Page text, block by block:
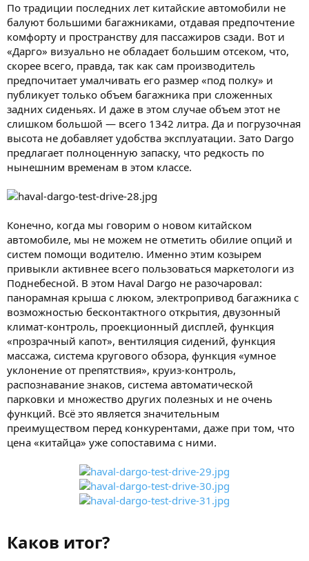
По традиции последних лет китайские автомобили не
балуют большими багажниками, отдавая предпочтение
комфорту и пространству для пассажиров сзади. Вот и
«Дарго» визуально не обладает большим отсеком, что,
скорее всего, правда, так как сам производитель
предпочитает умалчивать его размер «под полку» и
публикует только объем багажника при сложенных
задних сиденьях. И даже в этом случае объем этот не
слишком большой — всего 1342 литра. Да и погрузочная
высота не добавляет удобства эксплуатации. Зато Dargo
предлагает полноценную запаску, что редкость по
нынешним временам в этом классе.
Конечно, когда мы говорим о новом китайском
автомобиле, мы не можем не отметить обилие опций и
систем помощи водителю. Именно этим козырем
привыкли активнее всего пользоваться маркетологи из
Поднебесной. В этом Haval Dargo не разочаровал:
панорамная крыша с люком, электропривод багажника с
возможностью бесконтактного открытия, двузонный
климат-контроль, проекционный дисплей, функция
«прозрачный капот», вентиляция сидений, функция
массажа, система кругового обзора, функция «умное
уклонение от препятствия», круиз-контроль,
распознавание знаков, система автоматической
парковки и множество других полезных и не очень
функций. Всё это является значительным
преимуществом перед конкурентами, даже при том, что
цена «китайца» уже сопоставима с ними.
Каков итог?​